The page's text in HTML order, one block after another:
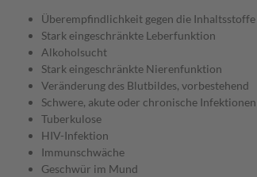
Überempfindlichkeit gegen die Inhaltsstoffe
Stark eingeschränkte Leberfunktion
Alkoholsucht
Stark eingeschränkte Nierenfunktion
Veränderung des Blutbildes, vorbestehend
Schwere, akute oder chronische Infektionen
Tuberkulose
HIV-Infektion
Immunschwäche
Geschwür im Mund